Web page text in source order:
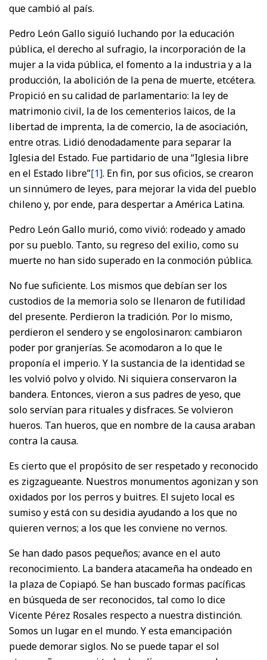
que cambió al país.
Pedro León Gallo siguió luchando por la educación
pública, el derecho al sufragio, la incorporación de la
mujer a la vida pública, el fomento a la industria y a la
producción, la abolición de la pena de muerte, etcétera.
Propició en su calidad de parlamentario: la ley de
matrimonio civil, la de los cementerios laicos, de la
libertad de imprenta, la de comercio, la de asociación,
entre otras. Lidió denodadamente para separar la
Iglesia del Estado. Fue partidario de una “Iglesia libre
en el Estado libre”[1]. En fin, por sus oficios, se crearon
un sinnúmero de leyes, para mejorar la vida del pueblo
chileno y, por ende, para despertar a América Latina.
Pedro León Gallo murió, como vivió: rodeado y amado
por su pueblo. Tanto, su regreso del exilio, como su
muerte no han sido superado en la conmoción pública.
No fue suficiente. Los mismos que debían ser los
custodios de la memoria solo se llenaron de futilidad
del presente. Perdieron la tradición. Por lo mismo,
perdieron el sendero y se engolosinaron: cambiaron
poder por granjerías. Se acomodaron a lo que le
proponía el imperio. Y la sustancia de la identidad se
les volvió polvo y olvido. Ni siquiera conservaron la
bandera. Entonces, vieron a sus padres de yeso, que
solo servían para rituales y disfraces. Se volvieron
hueros. Tan hueros, que en nombre de la causa araban
contra la causa.
Es cierto que el propósito de ser respetado y reconocido
es zigzagueante. Nuestros monumentos agonizan y son
oxidados por los perros y buitres. El sujeto local es
sumiso y está con su desidia ayudando a los que no
quieren vernos; a los que les conviene no vernos.
Se han dado pasos pequeños; avance en el auto
reconocimiento. La bandera atacameña ha ondeado en
la plaza de Copiapó. Se han buscado formas pacíficas
en búsqueda de ser reconocidos, tal como lo dice
Vicente Pérez Rosales respecto a nuestra distinción.
Somos un lugar en el mundo. Y esta emancipación
puede demorar siglos. No se puede tapar el sol